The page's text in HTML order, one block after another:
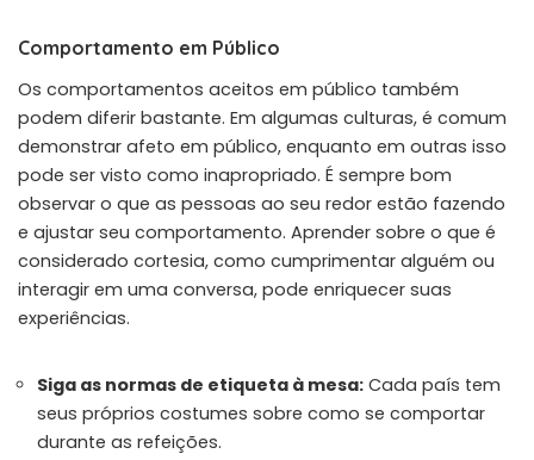
Comportamento em Público
Os comportamentos aceitos em público também
podem diferir bastante. Em algumas culturas, é comum
demonstrar afeto em público, enquanto em outras isso
pode ser visto como inapropriado. É sempre bom
observar o que as pessoas ao seu redor estão fazendo
e ajustar seu comportamento. Aprender sobre o que é
considerado cortesia, como cumprimentar alguém ou
interagir em uma conversa, pode enriquecer suas
experiências.
Siga as normas de etiqueta à mesa: Cada país tem
seus próprios costumes sobre como se comportar
durante as refeições.